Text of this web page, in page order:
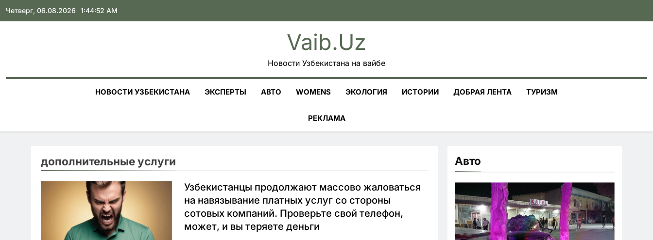
Skip
Четверг, 06.08.2026 1:44:53 AM
Vaib.uz
Новости Узбекистана на вайбе
НОВОСТИ УЗБЕКИСТАНА ЭКСПЕРТЫ АВТО WOMENS ЭКОЛОГИЯ ИСТОРИИ ДОБРАЯ ЛЕНТА ТУРИЗМ
РЕКЛАМА
дополнительные услуги
Узбекистанцы продолжают массово жаловаться
на навязывание платных услуг со стороны
сотовых компаний. Проверьте свой телефон,
может, и вы теряете деньги
Авто